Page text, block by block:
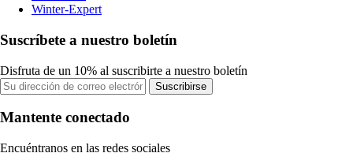
Winter-Expert
Suscríbete a nuestro boletín
Disfruta de un 10% al suscribirte a nuestro boletín
Suscribirse
Mantente conectado
Encuéntranos en las redes sociales